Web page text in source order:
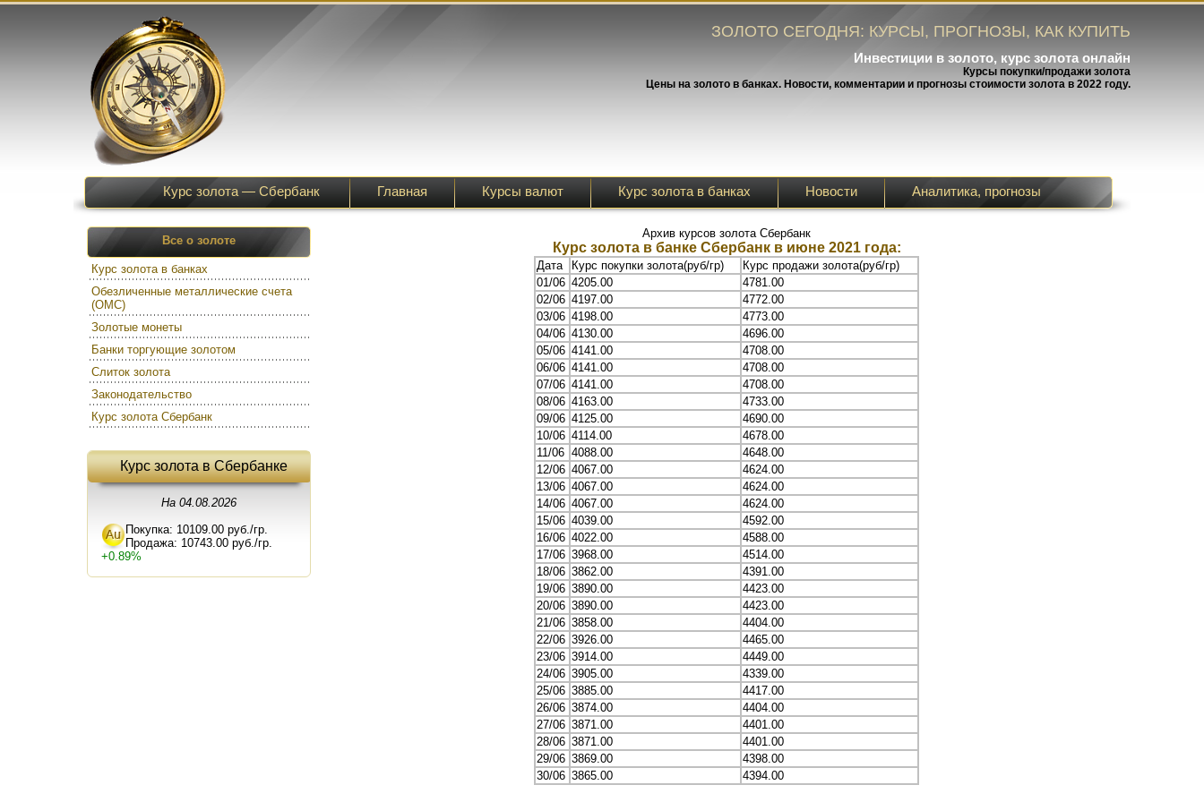
ЗОЛОТО СЕГОДНЯ: КУРСЫ, ПРОГНОЗЫ, КАК КУПИТЬ
Инвестиции в золото, курс золота онлайн
Курсы покупки/продажи золота
Цены на золото в банках. Новости, комментарии и прогнозы стоимости золота в 2022 году.
Курс золота — Сбербанк Главная Курсы валют Курс золота в банках Новости Аналитика, прогнозы
Архив курсов золота Сбербанк
Курс золота в банке Сбербанк в июне 2021 года:
Дата Курс покупки золота(руб/гр)
Курс продажи золота(руб/гр)
01/06 4205.00
4781.00
02/06 4197.00
4772.00
03/06 4198.00
4773.00
04/06 4130.00
4696.00
05/06 4141.00
4708.00
06/06 4141.00
4708.00
07/06 4141.00
4708.00
08/06 4163.00
4733.00
09/06 4125.00
4690.00
10/06 4114.00
4678.00
11/06 4088.00
4648.00
12/06 4067.00
4624.00
13/06 4067.00
4624.00
14/06 4067.00
4624.00
15/06 4039.00
4592.00
16/06 4022.00
4588.00
17/06 3968.00
4514.00
18/06 3862.00
4391.00
19/06 3890.00
4423.00
20/06 3890.00
4423.00
21/06 3858.00
4404.00
22/06 3926.00
4465.00
23/06 3914.00
4449.00
24/06 3905.00
4339.00
25/06 3885.00
4417.00
26/06 3874.00
4404.00
27/06 3871.00
4401.00
28/06 3871.00
4401.00
29/06 3869.00
4398.00
30/06 3865.00 4394.00
Все о золоте
Курс золота в банках
Обезличенные металлические счета
(ОМС)
Золотые монеты
Банки торгующие золотом
Слиток золота
Законодательство
Курс золота Сбербанк
Курс золота в Сбербанке
На 04.08.2026
Покупка: 10109.00 руб./гр.
Продажа: 10743.00 руб./гр.
+0.89%